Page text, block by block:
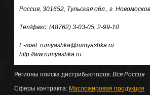
Россия, 301652, Тульская обл., г.
Тел/факс: (48762) 3-03-05, 2-99-10
E-mail: rumyashka@rumyashka.ru
http://ww.rumyashka.ru
Регионы поиска дистрибьюторов: Вся Россия
Сферы контракта: Масложировая продукция